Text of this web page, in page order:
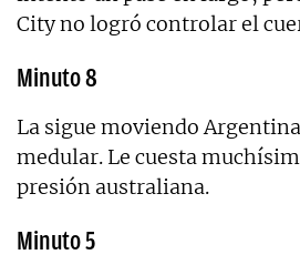
City no logró controlar el
Minuto 8
La sigue moviendo
medular. Le cuesta
presión australiana.
Minuto 5